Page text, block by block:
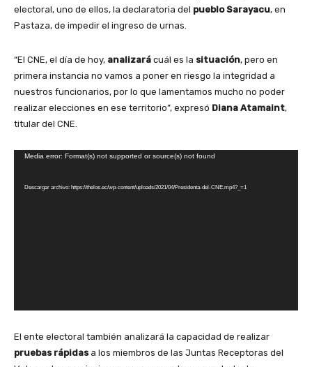
electoral, uno de ellos, la declaratoria del pueblo Sarayacu, en
Pastaza, de impedir el ingreso de urnas.
“El CNE, el día de hoy, analizará cuál es la situación, pero en
primera instancia no vamos a poner en riesgo la integridad a
nuestros funcionarios, por lo que lamentamos mucho no poder
realizar elecciones en ese territorio”, expresó Diana Atamaint,
titular del CNE.
d
e
Media error: Format(s) not supported or source(s) not found
Descargar archivo: https://thelos.ec/wp-content/uploads/2021/04/Presidenta-del-CNE.mp4?_=1
El ente electoral también analizará la capacidad de realizar
pruebas rápidasa los miembros de las Juntas Receptoras del